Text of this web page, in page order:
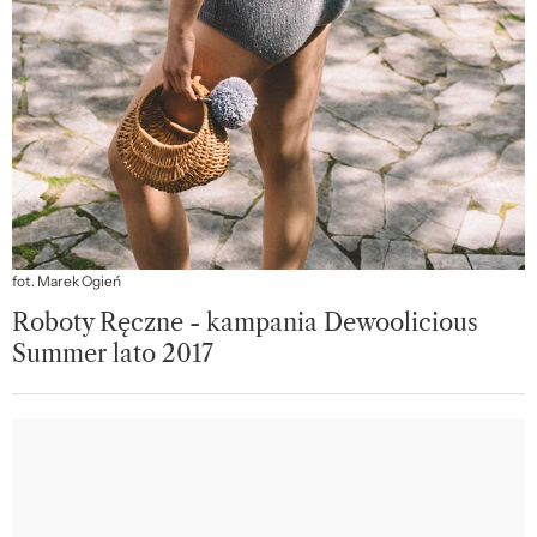
fot. Marek Ogień
Roboty Ręczne - kampania Dewoolicious
Summer lato 2017